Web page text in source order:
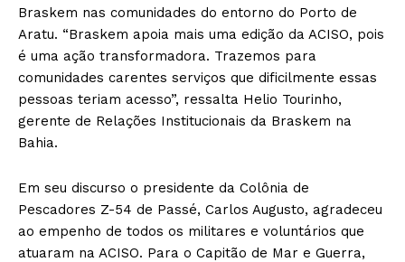
Braskem nas comunidades do entorno do Porto de
Aratu. “Braskem apoia mais uma edição da ACISO, pois
é uma ação transformadora. Trazemos para
comunidades carentes serviços que dificilmente essas
pessoas teriam acesso”, ressalta Helio Tourinho,
gerente de Relações Institucionais da Braskem na
Bahia.
Em seu discurso o presidente da Colônia de
Pescadores Z-54 de Passé, Carlos Augusto, agradeceu
ao empenho de todos os militares e voluntários que
atuaram na ACISO. Para o Capitão de Mar e Guerra,